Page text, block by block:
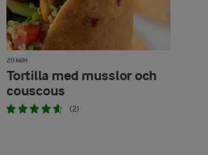
20 MIN
Tortilla med musslor och
couscous
(2)